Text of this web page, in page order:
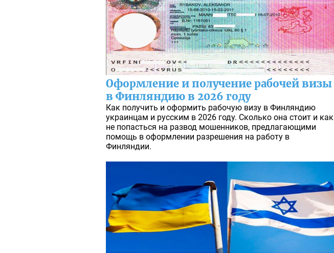
Оформление и получение рабочей визы
в Финляндию в 2026 году
Как получить и оформить рабочую визу в Финляндию
украинцам и русским в 2026 году. Сколько она стоит и как
не попасться на развод мошенников, предлагающими
помощь в оформлении разрешения на работу в
Финляндии.